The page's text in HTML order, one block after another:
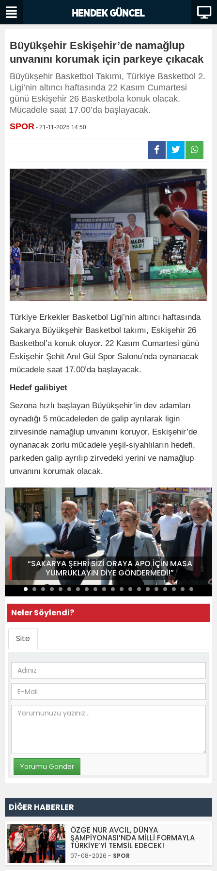
Büyükşehir Eskişehir’de namağlup
unvanını korumak için parkeye çıkacak
Büyükşehir Basketbol Takımı, Türkiye Basketbol 2.
Ligi’nin altıncı haftasında 22 Kasım Cumartesi
günü Eskişehir 26 Basketbola konuk olacak.
Mücadele saat 17.00’da başlayacak.
SPOR - 21-11-2025 14:50
Türkiye Erkekler Basketbol Ligi’nin altıncı haftasında
Sakarya Büyükşehir Basketbol takımı, Eskişehir 26
Basketbol’a konuk oluyor. 22 Kasım Cumartesi günü
Eskişehir Şehit Anıl Gül Spor Salonu’nda oynanacak
mücadele saat 17.00’da başlayacak.
Hedef galibiyet
Sezona hızlı başlayan Büyükşehir’in dev adamları
oynadığı 5 mücadeleden de galip ayrılarak ligin
zirvesinde namağlup unvanını koruyor. Eskişehir’de
oynanacak zorlu mücadele yeşil-siyahlıların hedefi,
parkeden galip ayrılıp zirvedeki yerini ve namağlup
unvanını korumak olacak.
“SAKARYA ŞEHRİ SİZİ ORAYA APO İÇİN MASA
YUMRUKLAYIN DİYE GÖNDERMEDİ!”
Neler Söylendi?
Site
DİĞER HABERLER
ÖZGE NUR AVCIL, DÜNYA
ŞAMPİYONASI’NDA MİLLİ FORMAYLA
TÜRKİYE’Yİ TEMSİL EDECEK!
07-08-2026 - SPOR